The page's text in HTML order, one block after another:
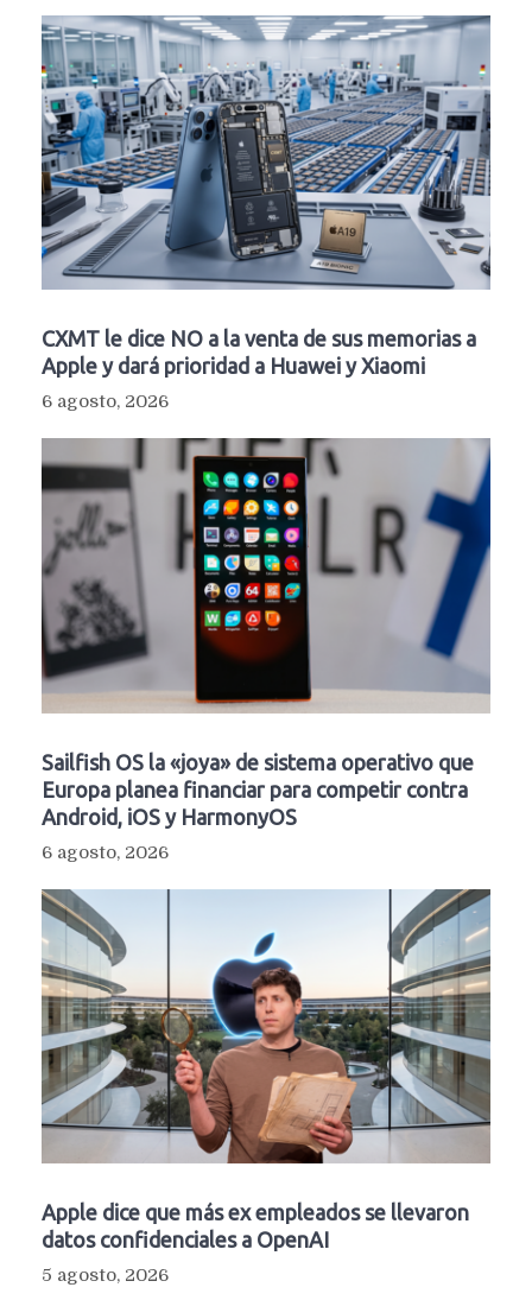
CXMT le dice NO a la venta de sus memorias a
Apple y dará prioridad a Huawei y Xiaomi
6 agosto, 2026
Sailfish OS la «joya» de sistema operativo que
Europa planea financiar para competir contra
Android, iOS y HarmonyOS
6 agosto, 2026
Apple dice que más ex empleados se llevaron
datos confidenciales a OpenAI
5 agosto, 2026